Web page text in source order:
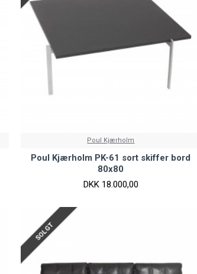
Poul Kjærholm
Poul Kjærholm PK-61 sort skiffer bord
80x80
DKK 18.000,00
SOLGT